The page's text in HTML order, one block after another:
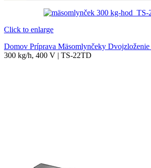
Click to enlarge
Domov Príprava Mäsomlynčeky Dvojzloženie
300 kg/h, 400 V | TS-22TD